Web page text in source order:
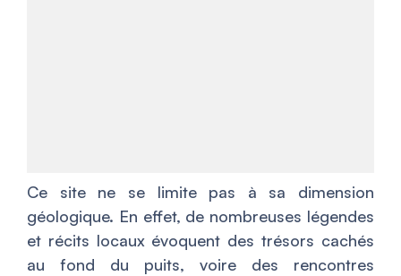
Ce site ne se limite pas à sa dimension
géologique. En effet, de nombreuses légendes
et récits locaux évoquent des trésors cachés
au fond du puits, voire des rencontres